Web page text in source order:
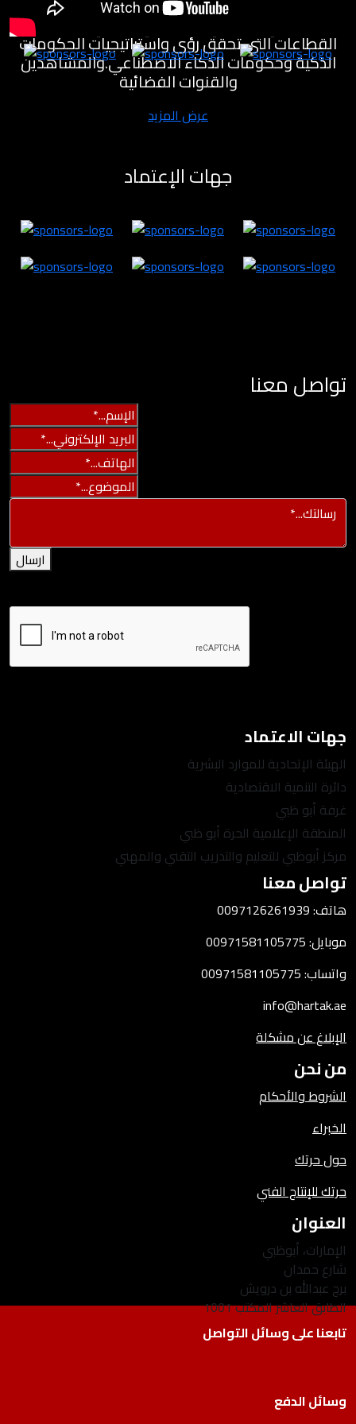
والصناعي والصحي والسياحي والفني وغيره من
القطاعات التي تحقق رؤى واستراتيجيات الحكومات
الذكية وحكومات الذكاء الاصطناعي.والمشاهدين
والقنوات الفضائية
عرض المزيد
جهات الإعتماد
تواصل معنا
ارسال
جهات الاعتماد
الهيئة الإتحادية للموارد البشرية
دائرة التنمية الاقتصادية
غرفة أبو ظبي
المنطقة الإعلامية الحرة أبو ظبي
مركز أبوظبي للتعليم والتدريب التقني والمهني
تواصل معنا
هاتف: 0097126261939
موبايل: 00971581105775
واتساب: 00971581105775
info@hartak.ae
الإبلاغ عن مشكلة
من نحن
الشروط والأحكام
الخبراء
حول حرتك
حرتك للإنتاج الفني
العنوان
الإمارات، أبوظبي
شارع حمدان
برج عبدالله بن درويش
الطابق العاشر المكتب 1001
تابعنا على وسائل التواصل
وسائل الدفع